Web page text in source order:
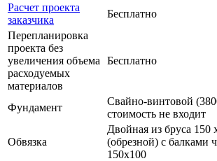
Расчет проекта
заказчика
Бесплатно
Перепланировка
проекта без
увеличения объема
расходуемых
материалов
Бесплатно
Фундамент
Свайно-винтовой
стоимость не входит
Обвязка
Двойная из бруса 150
(обрезной) с балками
150х100